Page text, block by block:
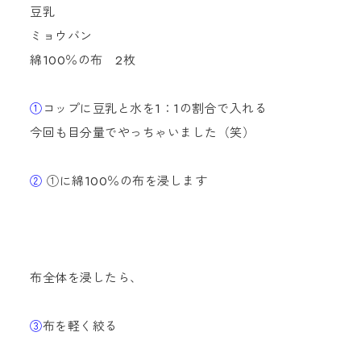
豆乳
ミョウバン
綿100％の布 2枚
①コップに豆乳と水を1：1の割合で入れる
今回も目分量でやっちゃいました（笑）
② ①に綿100％の布を浸します
布全体を浸したら、
③布を軽く絞る